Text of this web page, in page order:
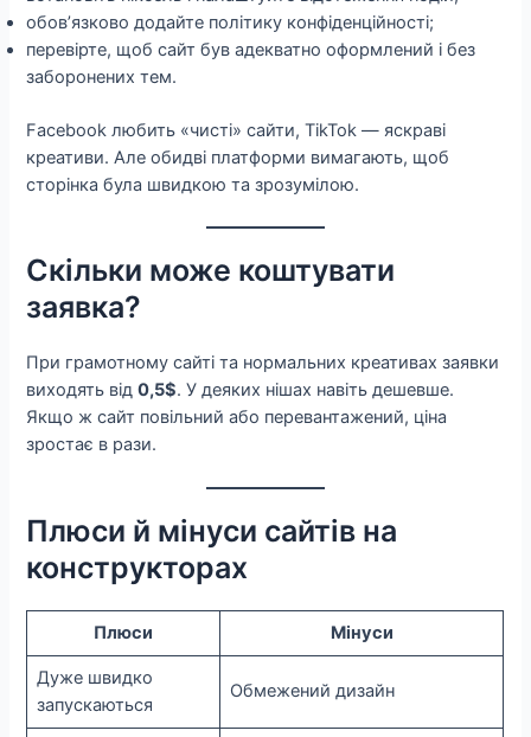
обов’язково додайте політику конфіденційності;
перевірте, щоб сайт був адекватно оформлений і без
заборонених тем.
Facebook любить «чисті» сайти, TikTok — яскраві
креативи. Але обидві платформи вимагають, щоб
сторінка була швидкою та зрозумілою.
Скільки може коштувати
заявка?
При грамотному сайті та нормальних креативах заявки
виходять від0,5$. У деяких нішах навіть дешевше.
Якщо ж сайт повільний або перевантажений, ціна
зростає в рази.
Плюси й мінуси сайтів на
конструкторах
Плюси Мінуси
Дуже швидко
запускаються
Обмежений дизайн